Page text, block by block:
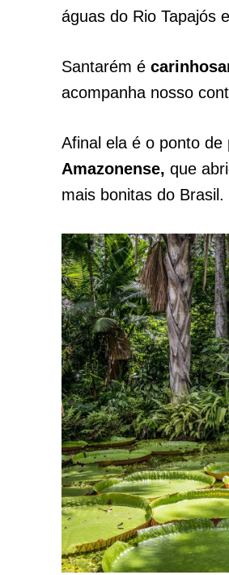
águas do Rio Tapajós
Santarém é
acompanha nosso
Afinal ela é o ponto
Amazonense, que
mais bonitas do Brasil.